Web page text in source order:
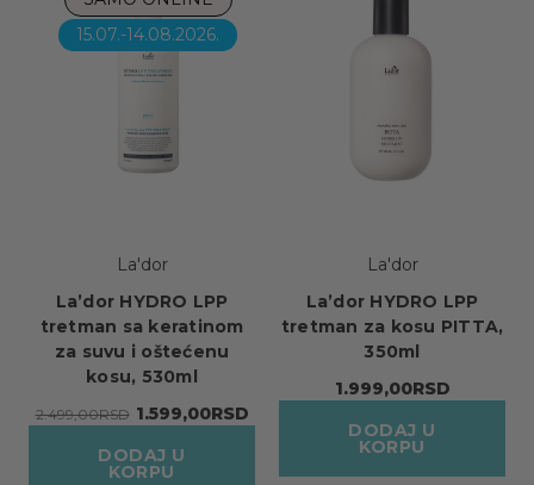
15.07.-14.08.2026.
La'dor
La’dor HYDRO LPP
tretman sa keratinom
za suvu i oštećenu
kosu, 530ml
2.499,00RSD 1.599,00RSD
DODAJ U
KORPU
La'dor
La’dor HYDRO LPP
tretman za kosu PITTA,
350ml
1.999,00RSD
DODAJ U
KORPU